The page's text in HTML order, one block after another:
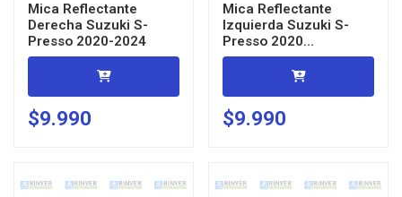
Mica Reflectante
Derecha Suzuki S-
Presso 2020-2024
$9.990
Mica Reflectante
Izquierda Suzuki S-
Presso 2020...
$9.990